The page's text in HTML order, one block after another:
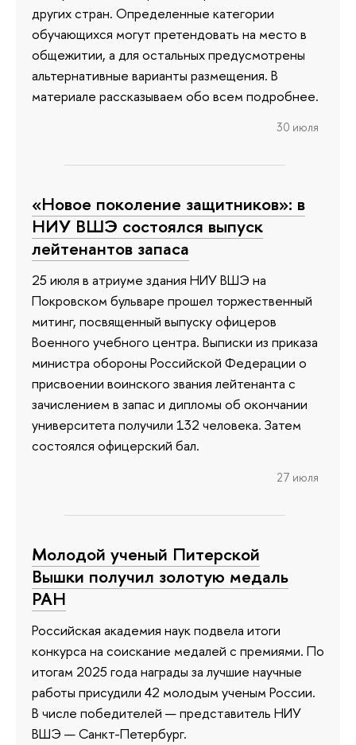
других стран. Определенные категории
обучающихся могут претендовать на место в
общежитии, а для остальных предусмотрены
альтернативные варианты размещения. В
материале рассказываем обо всем подробнее.
30 июля
«Новое поколение защитников»: в
НИУ ВШЭ состоялся выпуск
лейтенантов запаса
25 июля в атриуме здания НИУ ВШЭ на
Покровском бульваре прошел торжественный
митинг, посвященный выпуску офицеров
Военного учебного центра. Выписки из приказа
министра обороны Российской Федерации о
присвоении воинского звания лейтенанта с
зачислением в запас и дипломы об окончании
университета получили 132 человека. Затем
состоялся офицерский бал.
27 июля
Молодой ученый Питерской
Вышки получил золотую медаль
РАН
Российская академия наук подвела итоги
конкурса на соискание медалей с премиями. По
итогам 2025 года награды за лучшие научные
работы присудили 42 молодым ученым России.
В числе победителей — представитель НИУ
ВШЭ — Санкт-Петербург.